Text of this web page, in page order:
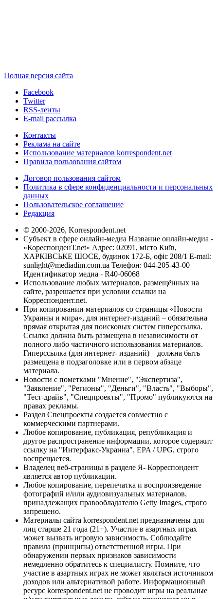
Полная версия сайта
Facebook
Twitter
RSS-ленты
E-mail рассылка
Контакты
Реклама на сайте
Использование материалов korrespondent.net
Правила пользования сайтом
Договор пользования сайтом
Политика в сфере конфиденциальности и персональных
данных
Пользовательское соглашение
Редакция
© 2000-2026, Korrespondent.net
Субъект в сфере онлайн-медиа Название онлайн-медиа -
«КореспонденТ.net» Адрес: 02091, місто Київ,
ХАРКІВСЬКЕ ШОСЕ, будинок 172-Б, офіс 208/1 E-mail:
sunlight@mediadim.com.ua Телефон: 044-205-43-00
Идентификатор медиа - R40-06068
Использование любых материалов, размещённых на
сайте, разрешается при условии ссылки на
Корреспондент.net.
При копировании материалов со страницы «Новости
Украины и мира», для интернет-изданий – обязательна
прямая открытая для поисковых систем гиперссылка.
Ссылка должна быть размещена в независимости от
полного либо частичного использования материалов.
Гиперссылка (для интернет- изданий) – должна быть
размещена в подзаголовке или в первом абзаце
материала.
Новости с пометками "Мнение", "Экспертиза",
"Заявление", "Регионы", "Деньги", "Власть", "Выборы",
"Тест-драйв", "Спецпроекты", "Промо" публикуются на
правах рекламы.
Раздел Спецпроекты создается совместно с
коммерческими партнерами.
Любое копирование, публикация, републикация и
другое распространение информации, которое содержит
ссылку на "Интерфакс-Украина", EPA / UPG, строго
воспрещается.
Владелец веб-страницы в разделе Я- Корреспондент
является автор публикации.
Любое копирование, перепечатка и воспроизведение
фотографий и/или аудиовизуальных материалов,
принадлежащих правообладателю Getty Images, строго
запрещено.
Материалы сайта korrespondent.net предназначены для
лиц старше 21 года (21+). Участие в азартных играх
может вызвать игровую зависимость. Соблюдайте
правила (принципы) ответственной игры. При
обнаружении первых признаков зависимости
немедленно обратитесь к специалисту. Помните, что
участие в азартных играх не может являться источником
доходов или альтернативой работе. Информационный
ресурс korrespondent.net не проводит игры на реальные